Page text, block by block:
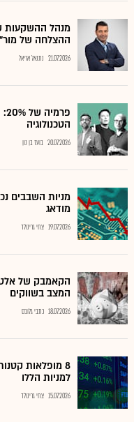
מנהל ההשקעות
ההצלחה של מור"
21.07.2026 נתנאל אריאל
הטכנולוגיה
20.07.2026 בועז בן נון
מניות השבבים
מודאג
19.07.2026 צחי גרינולד
המצב בשווקים
18.07.2026 כתבי גלובס
8 מופלאות
למניות הללו
15.07.2026 צחי גרינולד